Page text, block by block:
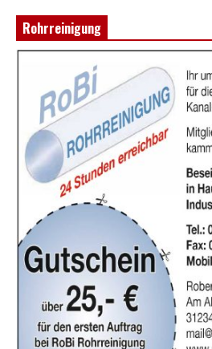
Rohrreinigung